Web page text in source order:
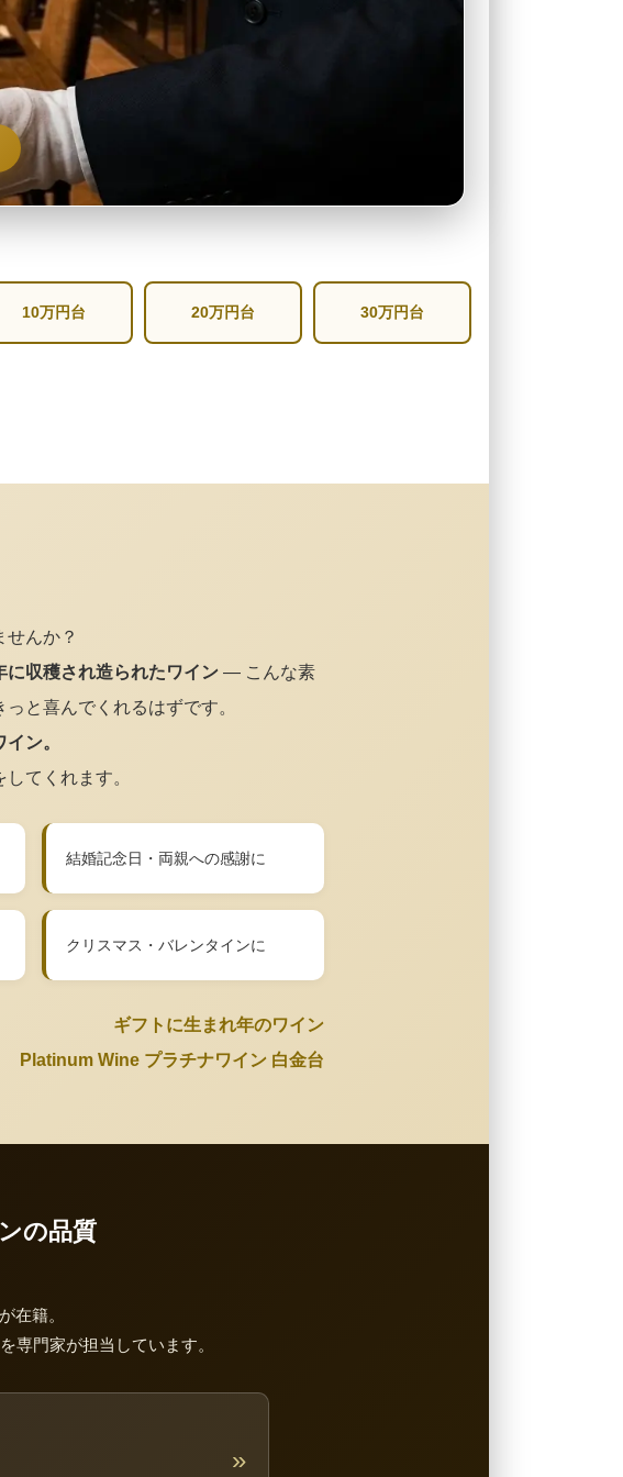
10万円台 20万円台 30万円台
んか？
に収穫され造られたワイン — こんな素
と喜んでくれるはずです。
ン。
てくれます。
結婚記念日・両親への感謝に
クリスマス・バレンタインに
ギフトに生まれ年のワイン
Platinum Wine プラチナワイン 白金台
の品質
在籍。
専門家が担当しています。
»